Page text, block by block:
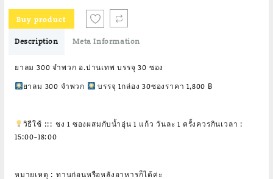
Buy product
Description Meta Information
ยาลม 300 จำพวก อ.ปานเทพ บรรจุ 30 ซอง
ยาลม 300 จำพวก
บรรจุ 1กล่อง 30ซองราคา 1,800 ฿
วิธีใช้ ::: ชง 1 ซองผสมกับน้ำอุ่น 1 แก้ว วันละ 1 ครั้งควรกินเวลา :
15:00-18:00
หมายเหตุ : ทานก่อนหรือหลังอาหารก็ได้ค่ะ